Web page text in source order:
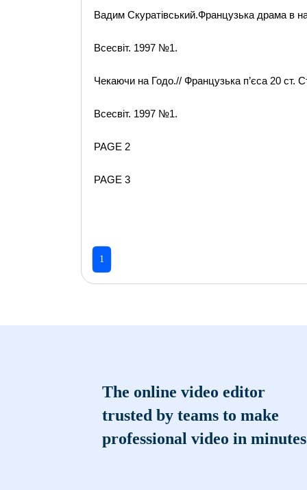
Вадим Скуратівський.Французька драма в
Всесвіт. 1997 №1.
Чекаючи на Годо.// Французька п’єса 20 ст.
Всесвіт. 1997 №1.
PAGE 2
PAGE 3
1
The online video editor
trusted by teams to make
professional video in minutes